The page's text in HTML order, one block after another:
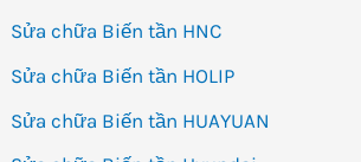
Sửa chữa Biến tần HNC
Sửa chữa Biến tần HOLIP
Sửa chữa Biến tần HUAYUAN